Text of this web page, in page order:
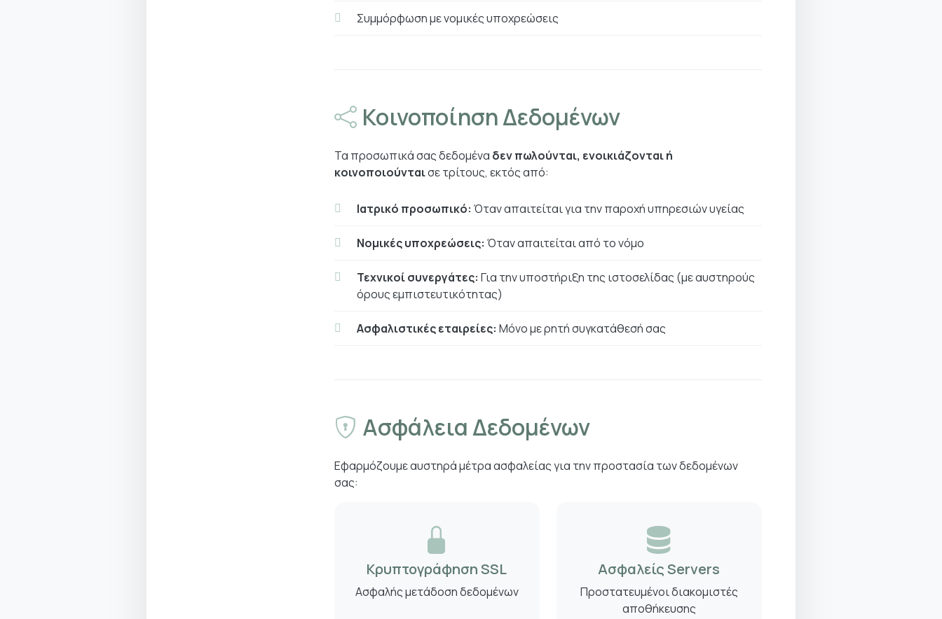
Συμμόρφωση με νομικές υποχρεώσεις
Κοινοποίηση Δεδομένων
Τα προσωπικά σας δεδομένα δεν πωλούνται, ενοικιάζονται ή
κοινοποιούνταισε τρίτους, εκτός από:
Ιατρικό προσωπικό: Όταν απαιτείται για την παροχή υπηρεσιών υγείας
Νομικές υποχρεώσεις: Όταν απαιτείται από το νόμο
Τεχνικοί συνεργάτες: Για την υποστήριξη της ιστοσελίδας (με αυστηρούς
όρους εμπιστευτικότητας)
Ασφαλιστικές εταιρείες: Μόνο με ρητή συγκατάθεσή σας
Ασφάλεια Δεδομένων
Εφαρμόζουμε αυστηρά μέτρα ασφαλείας για την προστασία των δεδομένων
σας:
Κρυπτογράφηση SSL
Ασφαλής μετάδοση δεδομένων
Ασφαλείς Servers
Προστατευμένοι διακομιστές
αποθήκευσης